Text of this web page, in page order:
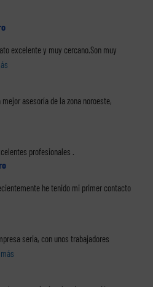
excelente y muy cercano.Son muy
mejor asesoría de la zona noroeste,
profesionales .
he tenido mi primer contacto
seria, con unos trabajadores